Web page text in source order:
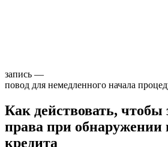
запись —
повод для немедленного начала
Как действовать,
права при обнаружении
кредита